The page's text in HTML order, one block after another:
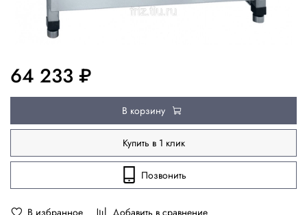
В избранное Добавить в сравнение
64 233 ₽
В корзину
Купить в 1 клик
Позвонить